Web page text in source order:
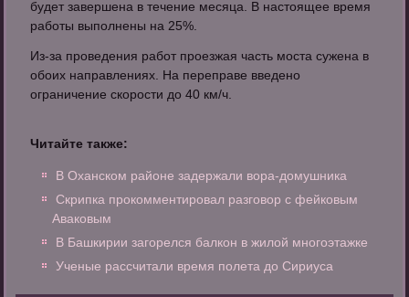
будет завершена в течение месяца. В настоящее время
работы выполнены на 25%.
Из-за проведения работ проезжая часть моста сужена в
обоих направлениях. На переправе введено
ограничение скорости до 40 км/ч.
Читайте также:
В Оханском районе задержали вора-домушника
Скрипка прокомментировал разговор с фейковым
Аваковым
В Башкирии загорелся балкон в жилой многоэтажке
Ученые рассчитали время полета до Сириуса